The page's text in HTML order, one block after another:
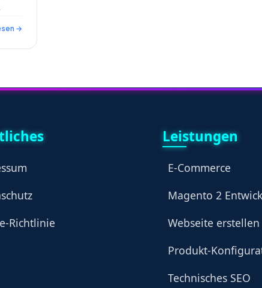
→
Richtlinie
Leistungen
E-Commerce
Magento 2
Webseite erstellen
Produkt-
Technisches SEO